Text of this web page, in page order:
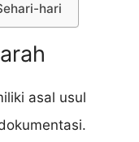
hari
asal usul